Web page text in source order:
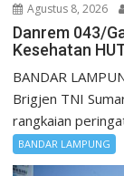
Agustus 8, 2026
Danrem 043/
Kesehatan
BANDAR
Brigjen TNI
rangkaian
BANDAR LAMPUNG